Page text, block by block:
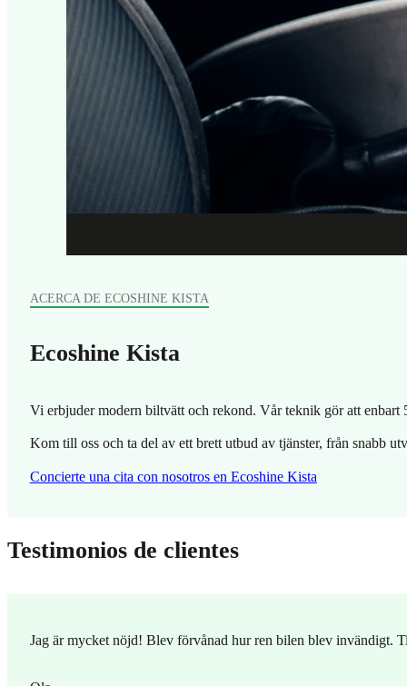
Ecoshine Kista
ACERCA DE ECOSHINE KISTA
Vi erbjuder modern biltvätt och rekond. Vår teknik gör att
Kom till oss och ta del av ett brett utbud av tjänster, från snabb
Concierte una cita con nosotros en Ecoshine Kista
Testimonios de clientes
Jag är mycket nöjd! Blev förvånad hur ren bilen blev invändigt.